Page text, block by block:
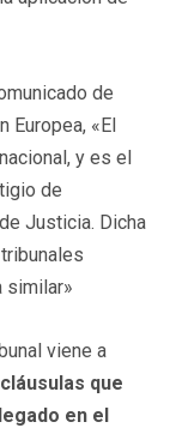
de
Europea, «El
y es el
de
Justicia. Dicha
similar»
viene a
que
en el